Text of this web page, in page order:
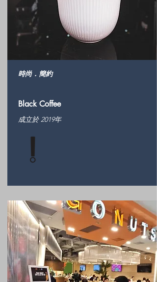
​時尚．簡約
Black Coffee
成立於 2019年